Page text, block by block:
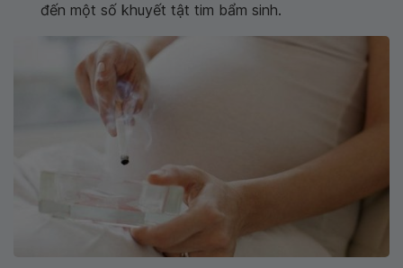
đến một số khuyết tật tim bẩm sinh.